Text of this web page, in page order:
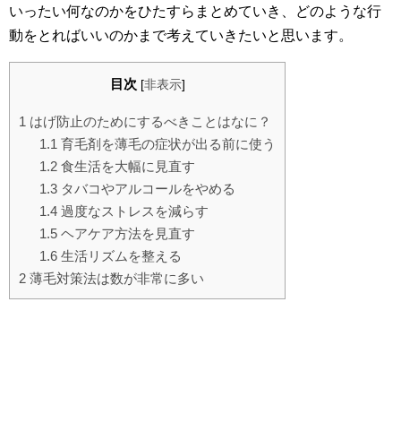
いったい何なのかをひたすらまとめていき、どのような行
動をとればいいのかまで考えていきたいと思います。
目次 [非表示]
1 はげ防止のためにするべきことはなに？
1.1 育毛剤を薄毛の症状が出る前に使う
1.2食生活を大幅に見直す
1.3タバコやアルコールをやめる
1.4過度なストレスを減らす
1.5ヘアケア方法を見直す
1.6生活リズムを整える
2 薄毛対策法は数が非常に多い